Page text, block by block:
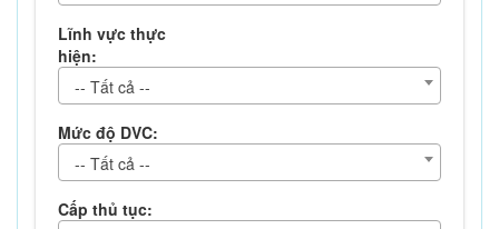
Lĩnh vực thực
hiện:
-- Tất cả --
Mức độ DVC:
-- Tất cả --
Cấp thủ tục: